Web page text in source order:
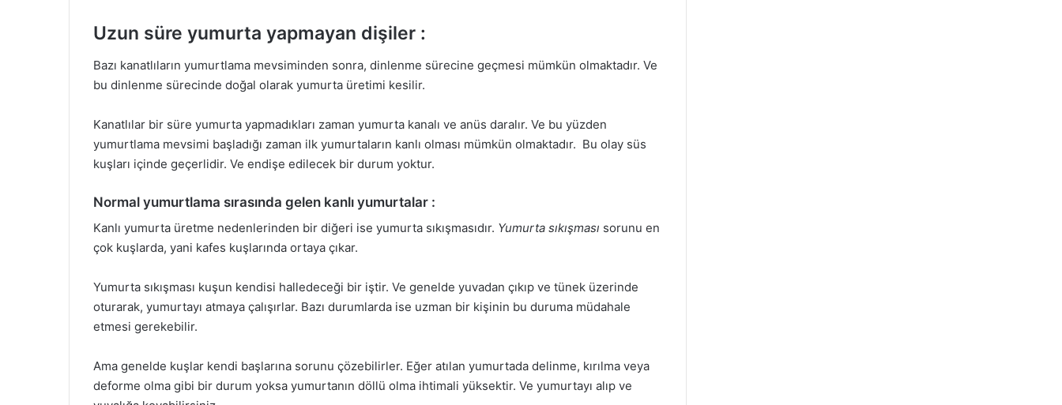
Uzun süre yumurta yapmayan dişiler :
Bazı kanatlıların yumurtlama mevsiminden sonra, dinlenme sürecine geçmesi mümkün olmaktadır. Ve
bu dinlenme sürecinde doğal olarak yumurta üretimi kesilir.
Kanatlılar bir süre yumurta yapmadıkları zaman yumurta kanalı ve anüs daralır. Ve bu yüzden
yumurtlama mevsimi başladığı zaman ilk yumurtaların kanlı olması mümkün olmaktadır. Bu olay süs
kuşları içinde geçerlidir. Ve endişe edilecek bir durum yoktur.
Normal yumurtlama sırasında gelen kanlı yumurtalar :
Kanlı yumurta üretme nedenlerinden bir diğeri ise yumurta sıkışmasıdır. Yumurta sıkışması sorunu en
çok kuşlarda, yani kafes kuşlarında ortaya çıkar.
Yumurta sıkışması kuşun kendisi halledeceği bir iştir. Ve genelde yuvadan çıkıp ve tünek üzerinde
oturarak, yumurtayı atmaya çalışırlar. Bazı durumlarda ise uzman bir kişinin bu duruma müdahale
etmesi gerekebilir.
Ama genelde kuşlar kendi başlarına sorunu çözebilirler. Eğer atılan yumurtada delinme, kırılma veya
deforme olma gibi bir durum yoksa yumurtanın döllü olma ihtimali yüksektir. Ve yumurtayı alıp ve